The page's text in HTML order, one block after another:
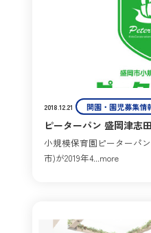
2018.12.21 開園・園児募集情
ピーターパン 盛岡津志
小規模保育園ピーターパ
市)が2019年4...more